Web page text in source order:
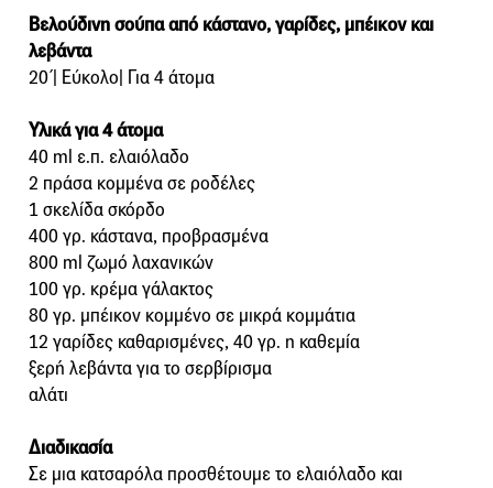
Βελούδινη σούπα από κάστανο, γαρίδες, μπέικον και
λεβάντα
20΄| Εύκολο| Για 4 άτομα
Υλικά για 4 άτομα
40 ml ε.π. ελαιόλαδο
2 πράσα κομμένα σε ροδέλες
1 σκελίδα σκόρδο
400 γρ. κάστανα, προβρασμένα
800 ml ζωμό λαχανικών
100 γρ. κρέμα γάλακτος
80 γρ. μπέικον κομμένο σε μικρά κομμάτια
12 γαρίδες καθαρισμένες, 40 γρ. η καθεμία
ξερή λεβάντα για το σερβίρισμα
αλάτι
Διαδικασία
Σε μια κατσαρόλα προσθέτουμε το ελαιόλαδο και